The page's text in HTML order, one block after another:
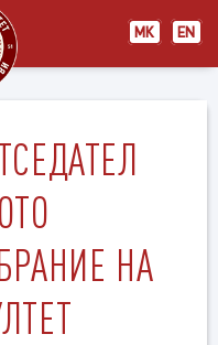
МК EN
НА